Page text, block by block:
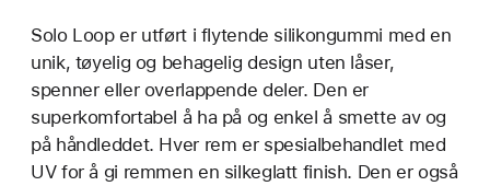
Solo Loop er utført i flytende silikongummi med en
unik, tøyelig og behagelig design uten låser,
spenner eller overlappende deler. Den er
superkomfortabel å ha på og enkel å smette av og
på håndleddet. Hver rem er spesialbehandlet med
UV for å gi remmen en silkeglatt finish. Den er også